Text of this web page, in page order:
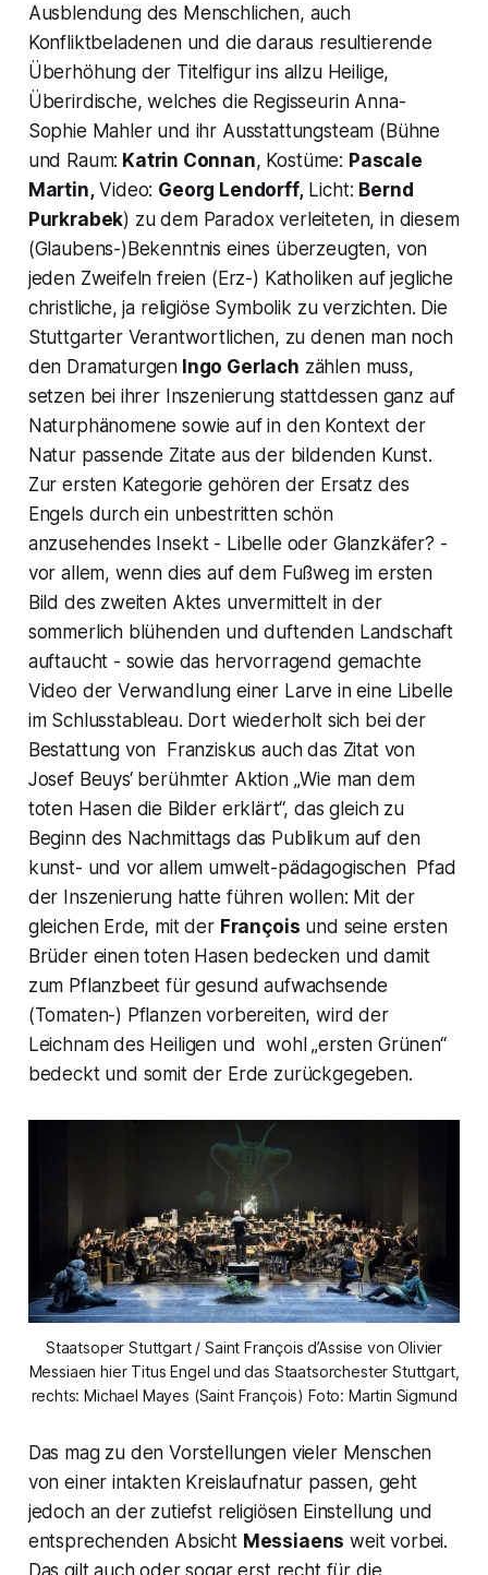
Ausblendung des Menschlichen, auch
Konfliktbeladenen und die daraus resultierende
Überhöhung der Titelfigur ins allzu Heilige,
Überirdische, welches die Regisseurin Anna-
Sophie Mahler und ihr Ausstattungsteam (Bühne
und Raum: Katrin Connan, Kostüme: Pascale
Martin,Video: Georg Lendorff,Licht: Bernd
Purkrabek) zu dem Paradox verleiteten, in diesem
(Glaubens-)Bekenntnis eines überzeugten, von
jeden Zweifeln freien (Erz-) Katholiken auf jegliche
christliche, ja religiöse Symbolik zu verzichten. Die
Stuttgarter Verantwortlichen, zu denen man noch
den Dramaturgen Ingo Gerlach zählen muss,
setzen bei ihrer Inszenierung stattdessen ganz auf
Naturphänomene sowie auf in den Kontext der
Natur passende Zitate aus der bildenden Kunst.
Zur ersten Kategorie gehören der Ersatz des
Engels durch ein unbestritten schön
anzusehendes Insekt - Libelle oder Glanzkäfer? -
vor allem, wenn dies auf dem Fußweg im ersten
Bild des zweiten Aktes unvermittelt in der
sommerlich blühenden und duftenden Landschaft
auftaucht - sowie das hervorragend gemachte
Video der Verwandlung einer Larve in eine Libelle
im Schlusstableau. Dort wiederholt sich bei der
Bestattung von Franziskus auch das Zitat von
Josef Beuys‘ berühmter Aktion „Wie man dem
toten Hasen die Bilder erklärt“, das gleich zu
Beginn des Nachmittags das Publikum auf den
kunst- und vor allem umwelt-pädagogischen Pfad
der Inszenierung hatte führen wollen: Mit der
gleichen Erde, mit der François und seine ersten
Brüder einen toten Hasen bedecken und damit
zum Pflanzbeet für gesund aufwachsende
(Tomaten-) Pflanzen vorbereiten, wird der
Leichnam des Heiligen und wohl „ersten Grünen“
bedeckt und somit der Erde zurückgegeben.
Staatsoper Stuttgart / Saint François d’Assise von Olivier
Messiaen hier Titus Engel und das Staatsorchester Stuttgart,
rechts: Michael Mayes (Saint François) Foto: Martin Sigmund
Das mag zu den Vorstellungen vieler Menschen
von einer intakten Kreislaufnatur passen, geht
jedoch an der zutiefst religiösen Einstellung und
entsprechenden Absicht Messiaens weit vorbei.